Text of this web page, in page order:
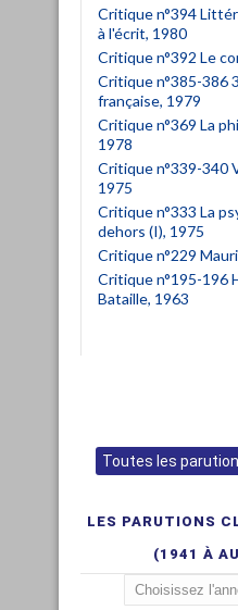
Critique n°394
à l'écrit, 1980
Critique n°392 Le
Critique n°385-386
française, 1979
Critique n°369 La
1978
Critique n°339-340
1975
Critique n°333 La
dehors (I), 1975
Critique n°229
Critique n°195-196
Bataille, 1963
Toutes les
LES PARUTIONS
(1941 À